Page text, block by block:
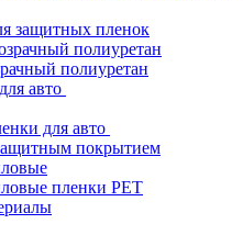
защитных пленок
полиуретан
полиуретан
авто
для авто
покрытием
пленки PET